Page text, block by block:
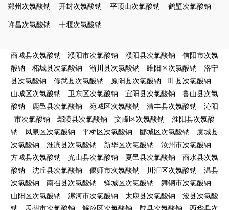
郑州次氯酸钠
开封次氯酸钠 平顶山次氯酸钠
鹤壁次氯酸钠
许昌次氯酸钠
十堰次氯酸钠
商城县次氯酸钠 濮阳市次氯酸钠 濮阳县次氯酸钠
信阳市次氯
酸钠
柘城县次氯酸钠 淅川县次氯酸钠 睢阳区次氯酸钠
洛宁
县次氯酸钠
修武县次氯酸钠 原阳县次氯酸钠
叶县次氯酸钠
山城区次氯酸钠
卫东区次氯酸钠 宜阳县次氯酸钠
鲁山县次氯
酸钠
鹿邑县次氯酸钠 宛城区次氯酸钠 清丰县次氯酸钠
沁阳
市次氯酸钠
鄢陵县次氯酸钠 文峰区次氯酸钠
淮阳县次氯酸
钠
凤泉区次氯酸钠 平桥区次氯酸钠 郾城区次氯酸钠
虞城县
次氯酸钠
淮滨县次氯酸钠 新华区次氯酸钠
汝州市次氯酸钠
方城县次氯酸钠
光山县次氯酸钠 夏邑县次氯酸钠
商水县次氯
酸钠
沈丘县次氯酸钠 偃师市次氯酸钠 川汇区次氯酸钠
温县
次氯酸钠
南召县次氯酸钠 驿城区次氯酸钠
舞钢市次氯酸钠
山阳区次氯酸钠
漯河市次氯酸钠 太康县次氯酸钠
浚县次氯酸
钠
孟州市次氯酸钠 解放区次氯酸钠 陕县次氯酸钠 西华县次